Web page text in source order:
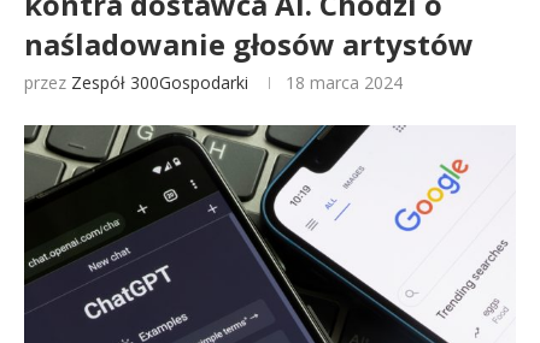
naśladowanie głosów artystów
przez Zespół 300Gospodarki 18 marca 2024